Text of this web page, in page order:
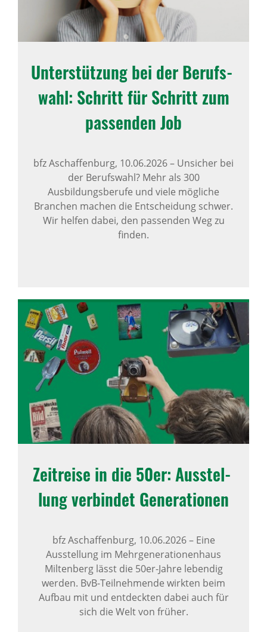
Unter­stüt­zung bei der Berufs­
wahl: Schritt für Schritt zum
passenden Job
bfz Aschaffenburg, 10.06.2026– Unsicher bei
der Berufswahl? Mehr als 300
Ausbildungsberufe und viele mögliche
Branchen machen die Entscheidung schwer.
Wir helfen dabei, den passenden Weg zu
finden.
Zeit­reise in die 50er: Ausstel­
lung verbindet Gene­ra­ti­onen
bfz Aschaffenburg, 10.06.2026–Eine
Ausstellung im Mehrgenerationenhaus
Miltenberg lässt die 50er-Jahre lebendig
werden. BvB-Teilnehmende wirkten beim
Aufbau mit und entdeckten dabei auch für
sich die Welt von früher.